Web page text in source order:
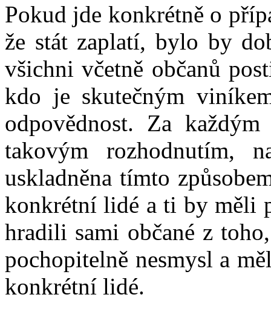
Pokud jde konkrétně o
že stát zaplatí, bylo by
všichni včetně občanů
kdo je skutečným
odpovědnost. Za
takovým rozhodnutím,
uskladněna tímto
konkrétní lidé a ti by měli
hradili sami občané z
pochopitelně nesmysl a
konkrétní lidé.